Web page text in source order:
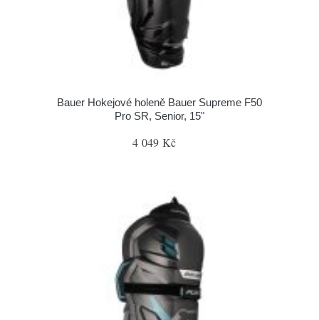
Bauer Hokejové holeně Bauer Supreme F50
Pro SR, Senior, 15"
4 049 Kč